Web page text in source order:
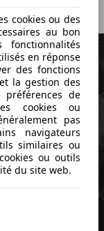
cookies ou des
au bon
en réponse
des fonctions
la gestion des
de
cookies ou
pas
navigateurs
similaires ou
ou outils
du site web.
entraîner un